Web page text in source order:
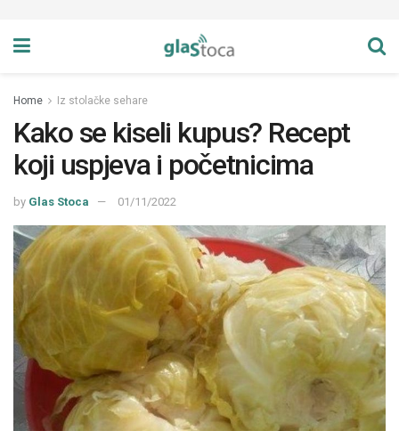
Home Iz stolačke sehare
Kako se kiseli kupus? Recept
koji uspjeva i početnicima
by Glas Stoca 01/11/2022